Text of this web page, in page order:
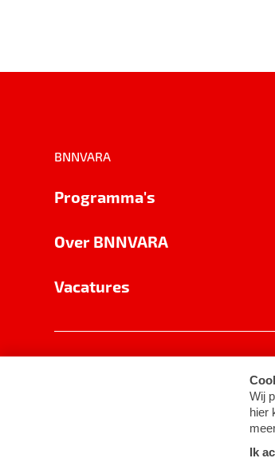
BNNVARA
Programma's
Over BNNVARA
Vacatures
Cookie-instellingen